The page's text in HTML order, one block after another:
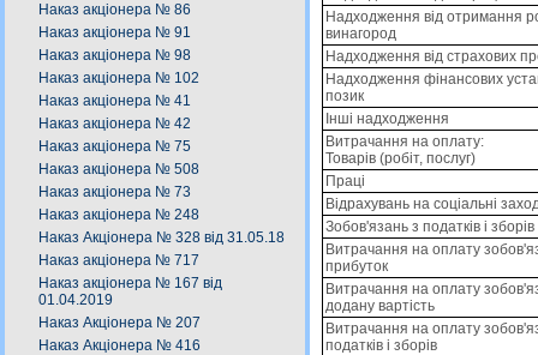
Наказ акціонера № 86
Наказ акціонера № 91
Наказ акціонера № 98
Наказ акціонера № 102
Наказ акціонера № 41
Наказ акціонера № 42
Наказ акціонера № 75
Наказ акціонера № 508
Наказ акціонера № 73
Наказ акціонера № 248
Наказ Акціонера № 328 від 31.05.18
Наказ акціонера № 717
Наказ акціонера № 167 від
01.04.2019
Наказ Акціонера № 207
Наказ Акціонера № 416
Надходження від отримання
винагород
Надходження від страхових
Надходження фінансових
позик
Інші надходження
Витрачання на оплату:
Товарів (робіт, послуг)
Праці
Відрахувань на соціальні
Зобов'язань з податків і зборів
Витрачання на оплату
прибуток
Витрачання на оплату
додану вартість
Витрачання на оплату
податків і зборів